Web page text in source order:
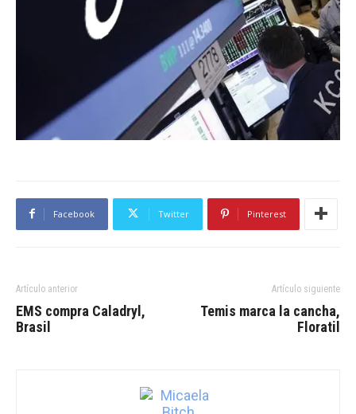
Facebook Twitter Pinterest
Artículo anterior
EMS compra Caladryl,
Brasil
Artículo siguiente
Temis marca la cancha,
Floratil